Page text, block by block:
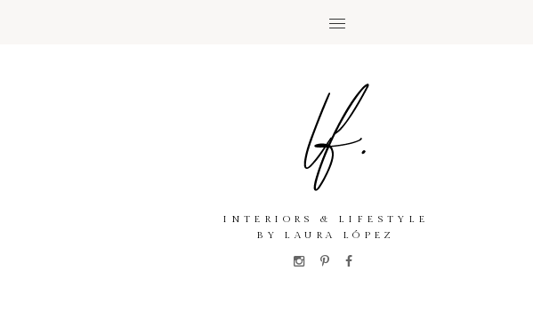
INTERIORS & LIFESTYLE
BY LAURA LÓPEZ